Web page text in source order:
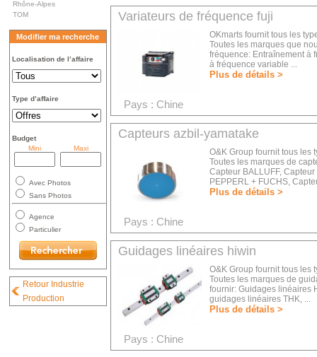
Rhône-Alpes
TOM
Modifier ma recherche
Localisation de l’affaire
Type d’affaire
Budget
Mini
Maxi
Avec Photos
Sans Photos
Agence
Particulier
Retour Industrie
Production
Variateurs de fréquence fuji
OKmarts fournit tous les
Toutes les marques que
fréquence: Entraînement à
à fréquence variable ...
Plus de détails >
Pays : Chine
Capteurs azbil-yamatake
O&K Group fournit tous les
Toutes les marques de
Capteur BALLUFF,
PEPPERL + FUCHS,
Plus de détails >
Pays : Chine
Guidages linéaires hiwin
O&K Group fournit tous les
Toutes les marques de
fournir: Guidages linéaires
guidages linéaires THK, ...
Plus de détails >
Pays : Chine